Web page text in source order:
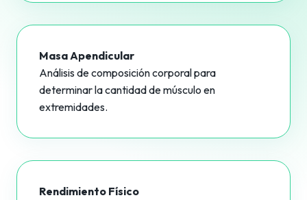
Masa Apendicular
Análisis de composición corporal para
determinar la cantidad de músculo en
extremidades.
Rendimiento Físico